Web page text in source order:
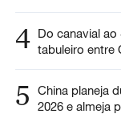
4 Do canavial
tabuleiro entre
5
China planeja
2026 e almeja